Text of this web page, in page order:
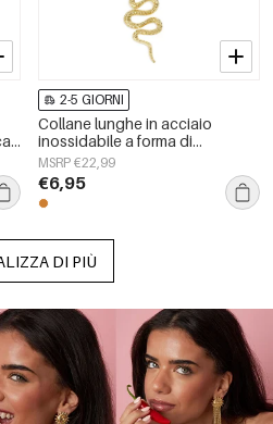
2-5 GIORNI
Collane lunghe in acciaio
inossidabile a forma di
serpente, semplici, della serie
Simple Daily, gioielli da donna
MSRP €22,99
€6,95
DI PIÙ